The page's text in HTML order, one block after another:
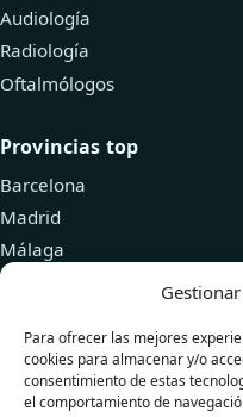
Para ofrecer las mejores
cookies para almacenar y/o
consentimiento de estas
el comportamiento de
Audiología
Radiología
Oftalmólogos
Provincias top
Barcelona
Madrid
Málaga
Valencia
Recursos